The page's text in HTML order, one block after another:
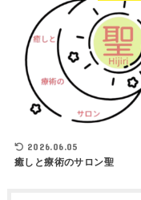
2026.06.05
癒しと療術のサロン聖